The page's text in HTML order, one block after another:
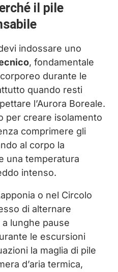
il pile
indossare uno
, fondamentale
durante le
quando resti
l’Aurora Boreale.
per creare isolamento
comprimere gli
al corpo la
una temperatura
intenso.
o nel Circolo
di alternare
lunghe pause
le escursioni
la maglia di pile
d’aria termica,